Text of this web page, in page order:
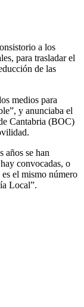
a los
para trasladar el
de las
medios para
y anunciaba el
Cantabria (BOC)
años se han
convocadas, o
el mismo número
Local”.